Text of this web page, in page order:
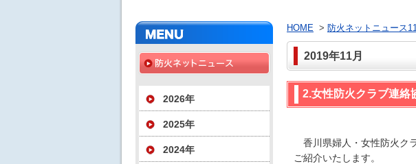
2026年
2025年
2024年
HOME > 防火ネットニュース
2019年11月
2.女性防火クラブ連
香川県婦人・女性防火ク
ご紹介いたします。